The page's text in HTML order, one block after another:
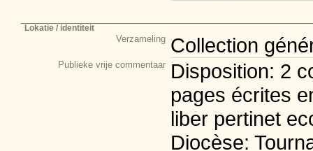
Lokatie / identiteit
Verzameling Collection
Publieke vrije commentaar Disposition: 2
pages écrites
liber pertinet
Diocèse: